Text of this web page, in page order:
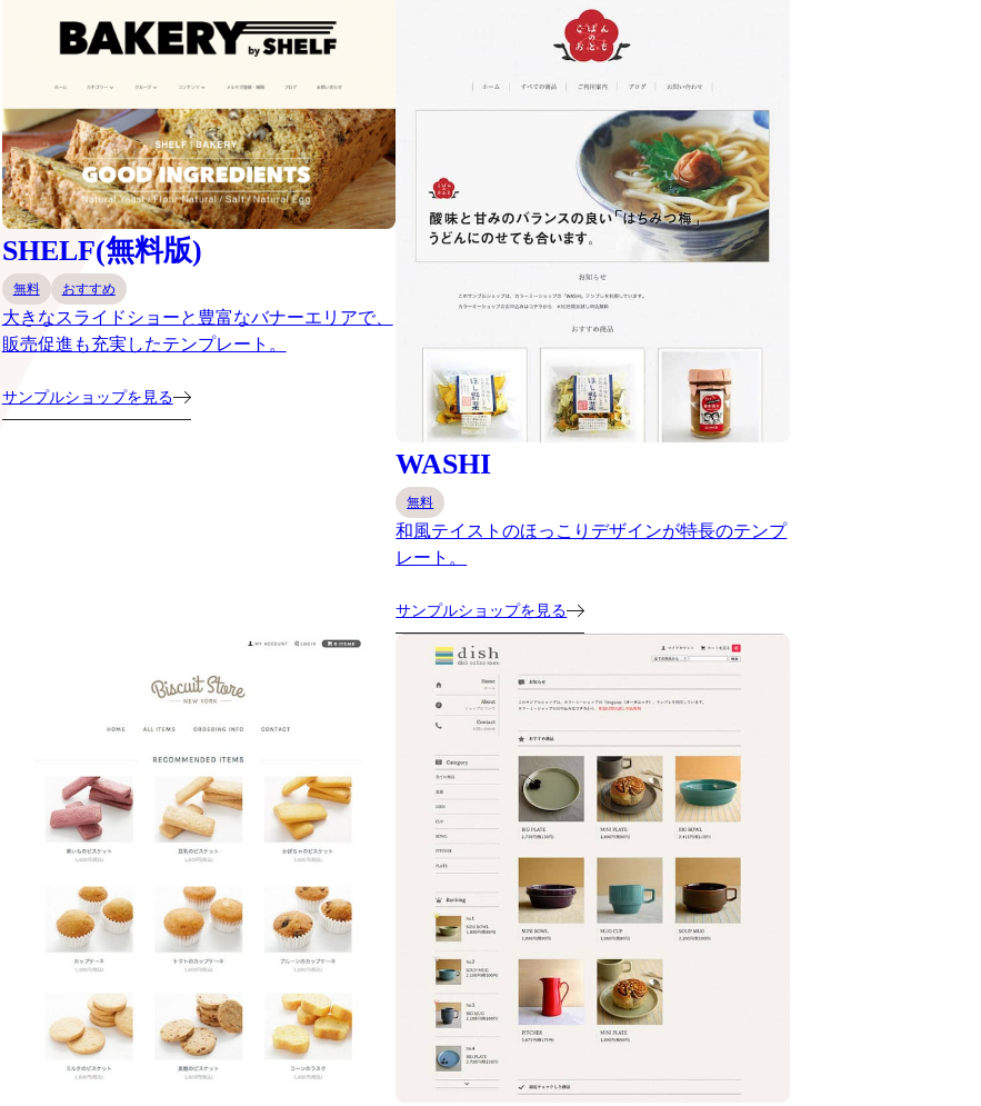
SHELF(無料版)
無料 おすすめ
大きなスライドショーと豊富なバナーエリアで、
販売促進も充実したテンプレート。
サンプルショップを見る
WASHI
無料
和風テイストのほっこりデザインが特長のテンプ
レート。
サンプルショップを見る